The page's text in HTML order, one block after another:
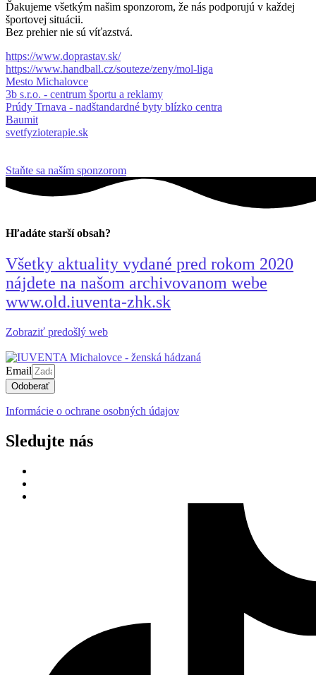
Ďakujeme všetkým našim sponzorom, že nás podporujú v každej
športovej situácii.
Bez prehier nie sú víťazstvá.
https://www.doprastav.sk/
https://www.handball.cz/souteze/zeny/mol-liga
Mesto Michalovce
3b s.r.o. - centrum športu a reklamy
Prúdy Trnava - nadštandardné byty blízko centra
Baumit
svetfyzioterapie.sk
Staňte sa naším sponzorom
Hľadáte starší obsah?
Všetky aktuality vydané pred rokom 2020
nájdete na našom archivovanom webe
www.old.iuventa-zhk.sk
Zobraziť predošlý web
Email
Odoberať
Informácie o ochrane osobných údajov
Sledujte nás